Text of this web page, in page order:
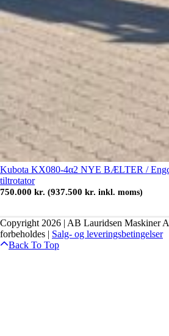
Kubota KX080-4α2 NYE BÆLTER /
tiltrotator
750.000 kr. (937.500 kr. inkl. moms)
Copyright 2026 | AB Lauridsen Maskiner
forbeholdes | Salg- og leveringsbetingelser
Back To Top